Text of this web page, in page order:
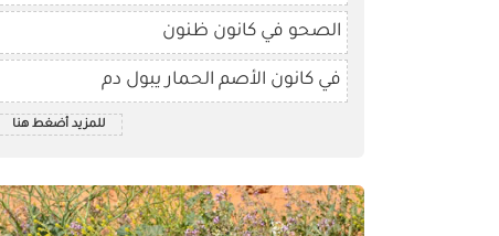
الصحو في كانون ظنون
في كانون الأصم الحمار يبول دم
للمزيد أضغط هنا